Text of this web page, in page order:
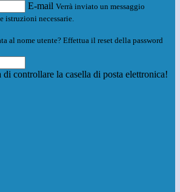
E-mail Verrà inviato un messaggio
istruzioni necessarie.
al nome utente? Effettua il reset della password
controllare la casella di posta elettronica!